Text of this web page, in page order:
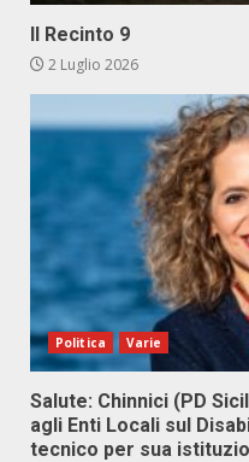
Il Recinto 9
2 Luglio 2026
Politica Varie
Salute: Chinnici (PD
agli Enti Locali sul
tecnico per sua